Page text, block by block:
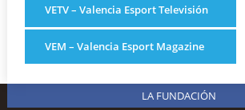
VETV – Valencia Esport Televisión
VEM – Valencia Esport Magazine
LA FUNDACIÓN